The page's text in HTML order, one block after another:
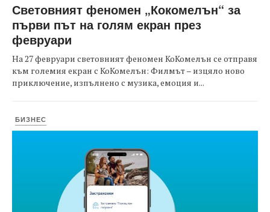
Световният феномен „Кокомелън“ за
първи път на голям екран през
февруари
На 27 февруари световният феномен КоКомелън се отправя
към големия екран с КоКомелън: Филмът – изцяло ново
приключение, изпълнено с музика, емоция и...
БИЗНЕС